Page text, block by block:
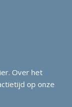
Over het
op onze